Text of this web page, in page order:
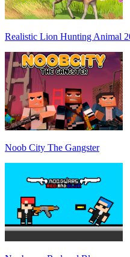
Realistic Lion Hunting Animal
Noob City The Gangster